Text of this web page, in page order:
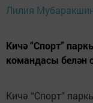
Лилия
Кичә “Спорт”
командасы белән
Кичә “Спорт”